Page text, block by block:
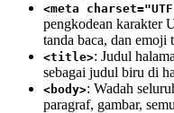
<meta
pengkodean karakter
tanda baca, dan emoji
<title>: Judul
sebagai judul biru di
<body>: Wadah
paragraf, gambar,